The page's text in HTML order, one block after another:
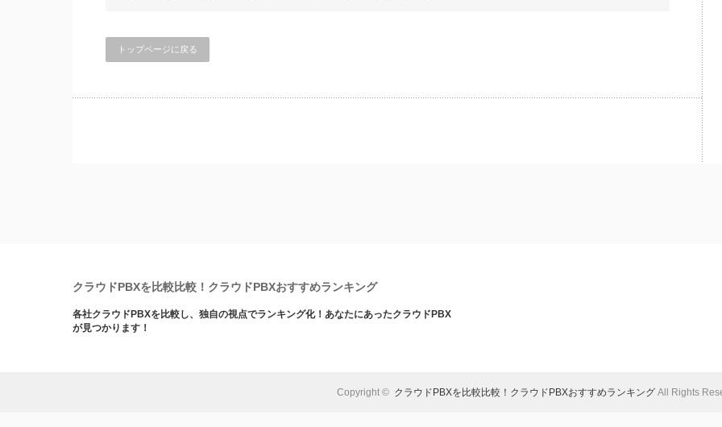
トップページに戻る
クラウドPBXを比較比較！クラウドPBXおすすめランキング
各社クラウドPBXを比較し、独自の視点でランキング化！あなたにあったクラウドPBX
が見つかります！
Copyright © クラウドPBXを比較比較！クラウドPBXおすすめランキングAll Rights